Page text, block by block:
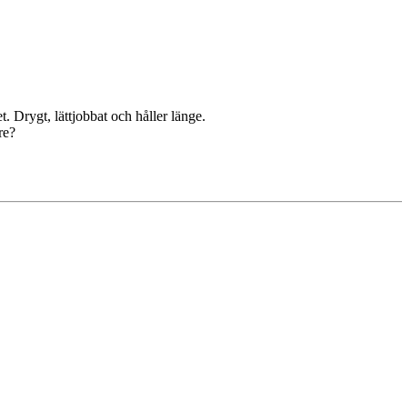
Drygt, lättjobbat och håller länge.